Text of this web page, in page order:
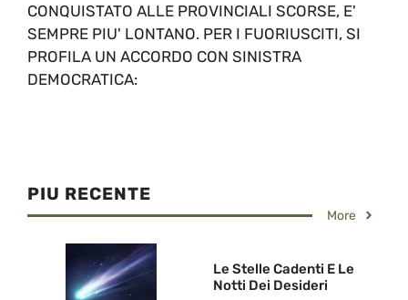
CONQUISTATO ALLE PROVINCIALI SCORSE, E'
SEMPRE PIU' LONTANO. PER I FUORIUSCITI, SI
PROFILA UN ACCORDO CON SINISTRA
DEMOCRATICA:
PIU RECENTE
More
Le Stelle Cadenti E Le
Notti Dei Desideri